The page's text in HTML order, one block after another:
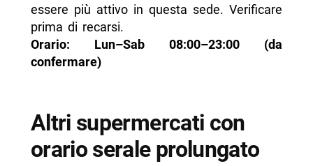
essere più attivo in questa sede. Verificare
prima di recarsi.
Orario: Lun–Sab 08:00–23:00 (da
confermare)
Altri supermercati con
orario serale prolungato